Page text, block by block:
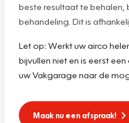
beste resultaat te behalen,
behandeling. Dit is
Let op: Werkt uw airco
bijvullen niet en is eerst
uw Vakgarage naar de
Maak nu een afspraak!